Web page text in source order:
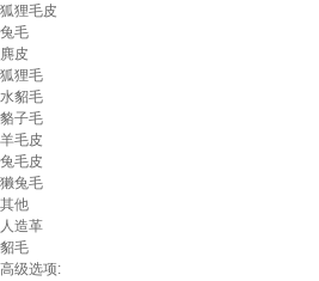
狐狸毛皮
兔毛
麂皮
狐狸毛
水貂毛
貉子毛
羊毛皮
兔毛皮
獭兔毛
其他
人造革
貂毛
高级选项: